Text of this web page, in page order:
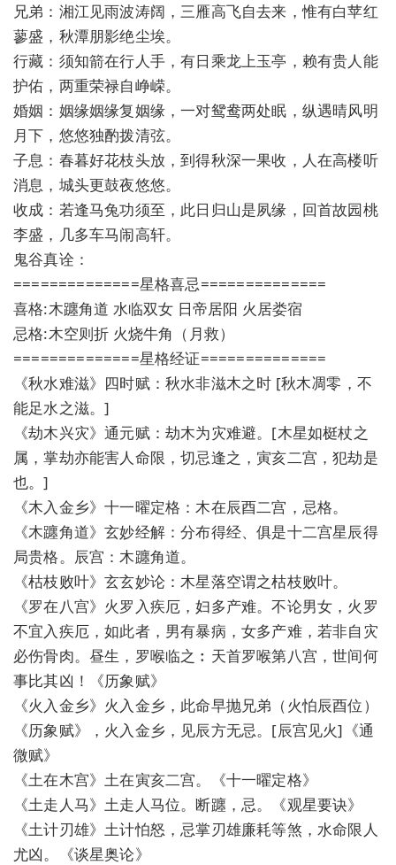
兄弟：湘江见雨波涛阔，三雁高飞自去来，惟有白苹红
蓼盛，秋潭朋影绝尘埃。
行藏：须知箭在行人手，有日乘龙上玉亭，赖有贵人能
护佑，两重荣禄自峥嵘。
婚姻：姻缘姻缘复姻缘，一对鸳鸯两处眠，纵遇晴风明
月下，悠悠独酌拨清弦。
子息：春暮好花枝头放，到得秋深一果收，人在高楼听
消息，城头更鼓夜悠悠。
收成：若逢马兔功须至，此日归山是夙缘，回首故园桃
李盛，几多车马闹高轩。
鬼谷真诠：
==============星格喜忌==============
喜格:木躔角道 水临双女 日帝居阳 火居娄宿
忌格:木空则折 火烧牛角（月救）
==============星格经证==============
《秋水难滋》四时赋：秋水非滋木之时 [秋木凋零，不
能足水之滋。]
《劫木兴灾》通元赋：劫木为灾难避。[木星如梃杖之
属，掌劫亦能害人命限，切忌逢之，寅亥二宫，犯劫是
也。]
《木入金乡》十一曜定格：木在辰酉二宫，忌格。
《木躔角道》玄妙经解：分布得经、俱是十二宫星辰得
局贵格。辰宫：木躔角道。
《枯枝败叶》玄玄妙论：木星落空谓之枯枝败叶。
《罗在八宫》火罗入疾厄，妇多产难。不论男女，火罗
不宜入疾厄，如此者，男有暴病，女多产难，若非自灾
必伤骨肉。昼生，罗喉临之︰天首罗喉第八宫，世间何
事比其凶！《历象赋》
《火入金乡》火入金乡，此命早抛兄弟（火怕辰酉位）
《历象赋》，火入金乡，见辰方无忌。[辰宫见火]《通
微赋》
《土在木宫》土在寅亥二宫。《十一曜定格》
《土走人马》土走人马位。断躔，忌。《观星要诀》
《土计刃雄》土计怕怒，忌掌刃雄廉耗等煞，水命限人
尤凶。《谈星奥论》